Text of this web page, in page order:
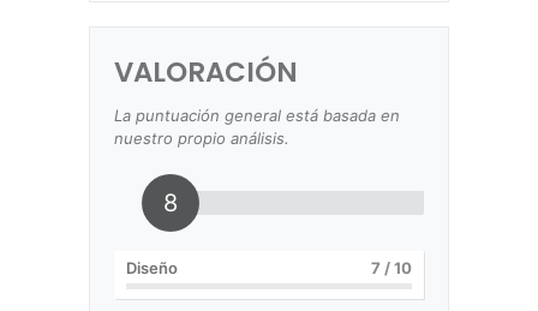
VALORACIÓN
La puntuación general está basada en
nuestro propio análisis.
8
Diseño 7 / 10